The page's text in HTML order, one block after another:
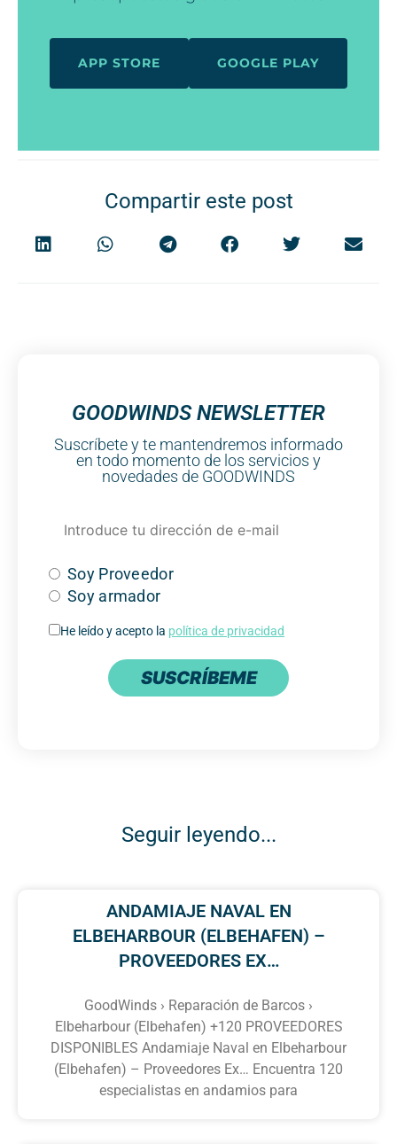
APP STORE GOOGLE PLAY
Compartir este post
GOODWINDS NEWSLETTER
Suscríbete y te mantendremos informado
en todo momento de los servicios y
novedades de GOODWINDS
Soy Proveedor
Soy armador
He leído y acepto la política de privacidad
SUSCRÍBEME
Seguir leyendo...
ANDAMIAJE NAVAL EN
ELBEHARBOUR (ELBEHAFEN) –
PROVEEDORES EX…
GoodWinds › Reparación de Barcos ›
Elbeharbour (Elbehafen) +120 PROVEEDORES
DISPONIBLES Andamiaje Naval en Elbeharbour
(Elbehafen) – Proveedores Ex… Encuentra 120
especialistas en andamios para